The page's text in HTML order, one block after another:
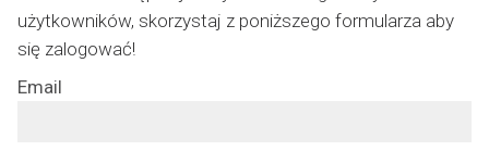
użytkowników, skorzystaj z poniższego formularza aby
się zalogować!
Email